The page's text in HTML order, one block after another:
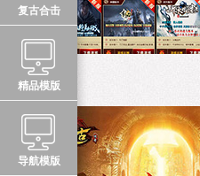
游戏中心
复古合击
精品模版
导航模版